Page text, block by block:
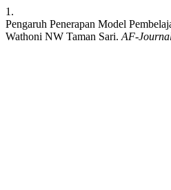
1.
Pengaruh Penerapan Model
Wathoni NW Taman Sari. AF-